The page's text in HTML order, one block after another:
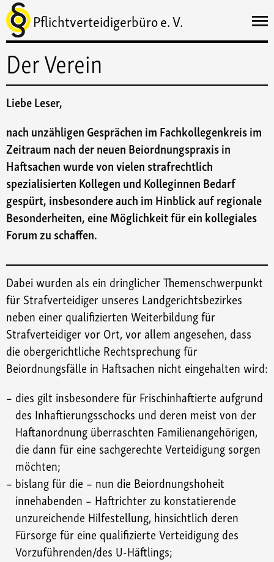
Pflichtverteidigerbüro e. V.
Der Verein
Liebe Leser,
nach unzähligen Gesprächen im Fachkollegenkreis im
Zeitraum nach der neuen Beiordnungspraxis in
Haftsachen wurde von vielen strafrechtlich
spezialisierten Kollegen und Kolleginnen Bedarf
gespürt, insbesondere auch im Hinblick auf regionale
Besonderheiten, eine Möglichkeit für ein kollegiales
Forum zu schaffen.
Dabei wurden als ein dringlicher Themenschwerpunkt
für Strafverteidiger unseres Landgerichtsbezirkes
neben einer qualifizierten Weiterbildung für
Strafverteidiger vor Ort, vor allem angesehen, dass
die obergerichtliche Rechtsprechung für
Beiordnungsfälle in Haftsachen nicht eingehalten wird:
dies gilt insbesondere für Frischinhaftierte aufgrund
des Inhaftierungsschocks und deren meist von der
Haftanordnung überraschten Familienangehörigen,
die dann für eine sachgerechte Verteidigung sorgen
möchten;
bislang für die – nun die Beiordnungshoheit
innehabenden – Haftrichter zu konstatierende
unzureichende Hilfestellung, hinsichtlich deren
Fürsorge für eine qualifizierte Verteidigung des
Vorzuführenden/des U-Häftlings;